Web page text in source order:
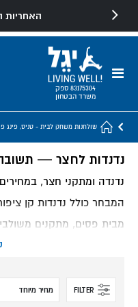
האחריות
Toggle
83175304 ספק
משרד הבטחון
שולחנות משחק לבית - טניס, פינג
נדנדות לחצר —
נדנדה ומתקני חצר, במחירים שבין 900 ₪
מבית פסים, מתקנים
כל המתקנים מתאימים
איזו נדנדה מתאימה
FILTER